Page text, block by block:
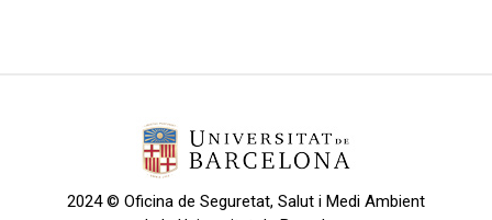
2024 © Oficina de Seguretat, Salut i Medi Ambient